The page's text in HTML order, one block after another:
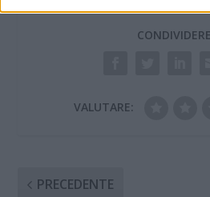
VALUTARE:
PRECEDENTE